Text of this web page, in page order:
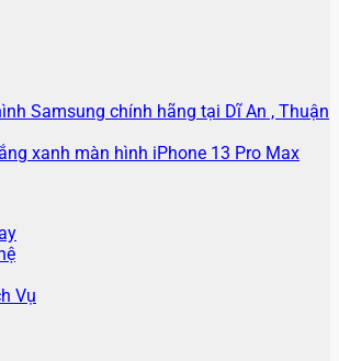
Samsung chính hãng tại Dĩ An , Thuận
xanh màn hình iPhone 13 Pro Max
Vụ